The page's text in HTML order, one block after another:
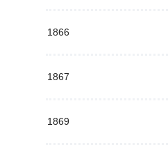
1866
1867
1869